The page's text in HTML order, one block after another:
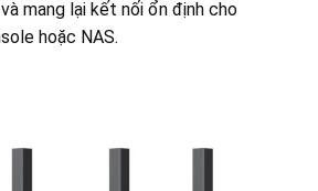
mang lại kết nối ổn định cho
hoặc NAS.